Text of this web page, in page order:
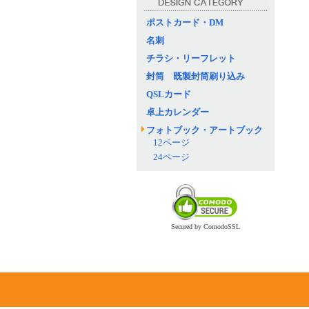
ポストカード・DM
名刺
チラシ・リーフレット
封筒 既製封筒刷り込み
QSLカード
卓上カレンダー
フォトブック・アートブック
12ページ
24ページ
Secured by ComodoSSL